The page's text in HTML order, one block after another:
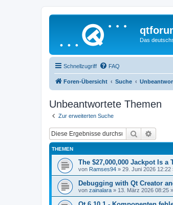
Das
Schnellzugriff FAQ
Foren-Übersicht Suche
Unbeantwortete Themen
Zur erweiterten Suche
Suche
THEMEN
The $27,000,000 Jackpot Is
von Ramses94 » 29. Juni 2026 12:22
Debugging with Qt Creator
von zainalara » 13. März 2026 08:25